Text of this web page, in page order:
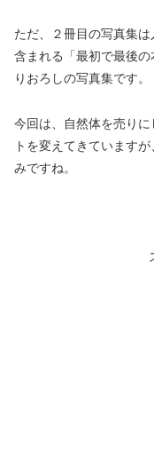
ただ、２冊目の写真集
含まれる「最初で最後
りおろしの写真集です。
今回は、自然体を売り
トを変えてきています
みですね。